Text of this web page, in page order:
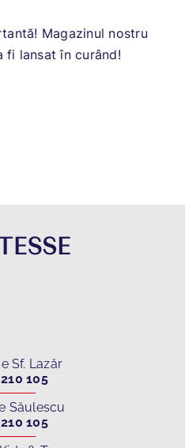
Magazinul nostru
fi lansat în curând!
Sf. Lazăr
105
Săulescu
105